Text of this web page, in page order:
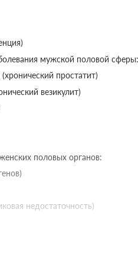
мужской половой сферы:
простатит)
везикулит)
половых органов:
недостаточность)